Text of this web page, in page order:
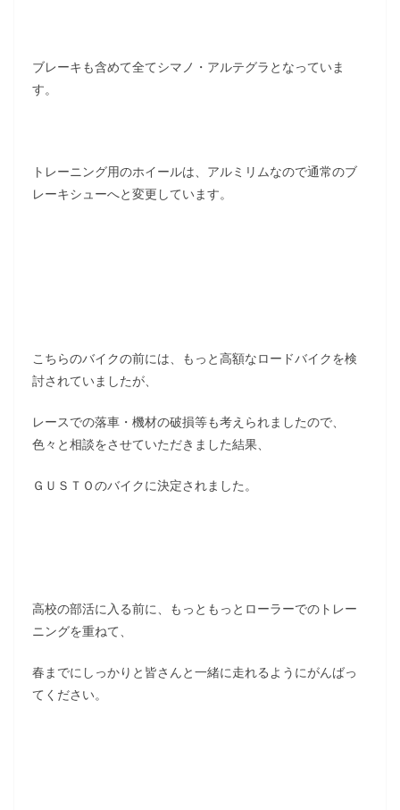
ブレーキも含めて全てシマノ・アルテグラとなっていま
す。
トレーニング用のホイールは、アルミリムなので通常のブ
レーキシューへと変更しています。
こちらのバイクの前には、もっと高額なロードバイクを検
討されていましたが、
レースでの落車・機材の破損等も考えられましたので、
色々と相談をさせていただきました結果、
ＧＵＳＴＯのバイクに決定されました。
高校の部活に入る前に、もっともっとローラーでのトレー
ニングを重ねて、
春までにしっかりと皆さんと一緒に走れるようにがんばっ
てください。